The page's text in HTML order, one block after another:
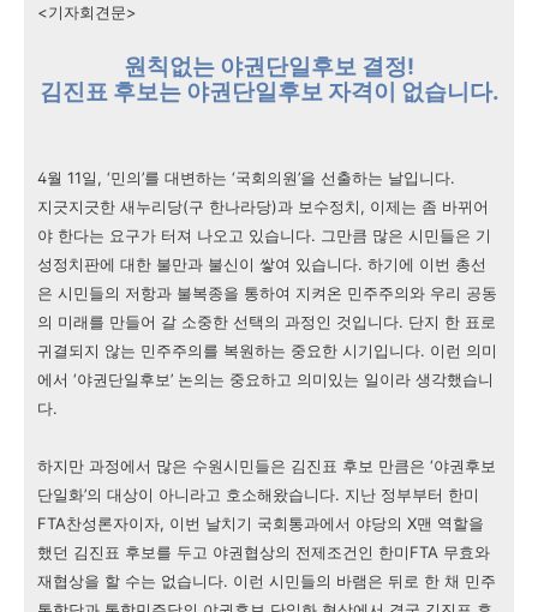
<기자회견문>
원칙없는 야권단일후보 결정!
김진표 후보는 야권단일후보 자격이 없습니다.
4월 11일, ‘민의’를 대변하는 ‘국회의원’을 선출하는 날입니다.
지긋지긋한 새누리당(구 한나라당)과 보수정치, 이제는 좀 바뀌어
야 한다는 요구가 터져 나오고 있습니다. 그만큼 많은 시민들은 기
성정치판에 대한 불만과 불신이 쌓여 있습니다. 하기에 이번 총선
은 시민들의 저항과 불복종을 통하여 지켜온 민주주의와 우리 공동
의 미래를 만들어 갈 소중한 선택의 과정인 것입니다. 단지 한 표로
귀결되지 않는 민주주의를 복원하는 중요한 시기입니다. 이런 의미
에서 ‘야권단일후보’ 논의는 중요하고 의미있는 일이라 생각했습니
다.
하지만 과정에서 많은 수원시민들은 김진표 후보 만큼은 ‘야권후보
단일화’의 대상이 아니라고 호소해왔습니다. 지난 정부부터 한미
FTA찬성론자이자, 이번 날치기 국회통과에서 야당의 X맨 역할을
했던 김진표 후보를 두고 야권협상의 전제조건인 한미FTA 무효와
재협상을 할 수는 없습니다. 이런 시민들의 바램은 뒤로 한 채 민주